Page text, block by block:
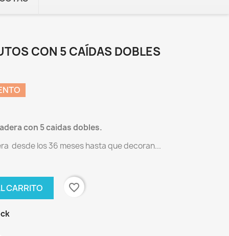
CON 5 CAÍDAS DOBLES
con 5 caidas dobles.
desde los 36 meses hasta que decoran...
CARRITO favorite_border